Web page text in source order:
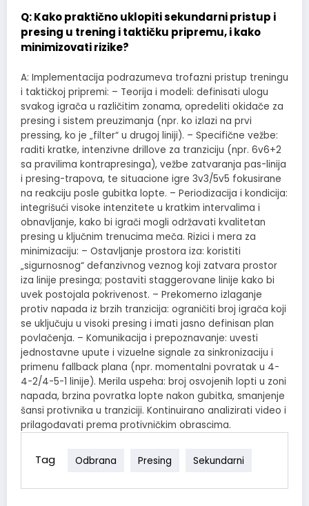
Q: Kako praktično uklopiti sekundarni pristup i
presing u trening i taktičku pripremu, i kako
minimizovati rizike?
A: Implementacija podrazumeva trofazni pristup treningu
i taktičkoj pripremi: – Teorija i modeli: definisati ulogu
svakog igrača u različitim zonama, opredeliti okidače za
presing i sistem preuzimanja (npr. ko izlazi na prvi
pressing, ko je „filter“ u drugoj liniji). – Specifične vežbe:
raditi kratke, intenzivne drillove za tranziciju (npr. 6v6+2
sa pravilima kontrapresinga), vežbe zatvaranja pas-linija
i presing-trapova, te situacione igre 3v3/5v5 fokusirane
na reakciju posle gubitka lopte. – Periodizacija i kondicija:
integrišući visoke intenzitete u kratkim intervalima i
obnavljanje, kako bi igrači mogli održavati kvalitetan
presing u ključnim trenucima meča. Rizici i mera za
minimizaciju: – Ostavljanje prostora iza: koristiti
„sigurnosnog“ defanzivnog veznog koji zatvara prostor
iza linije presinga; postaviti staggerovane linije kako bi
uvek postojala pokrivenost. – Prekomerno izlaganje
protiv napada iz brzih tranzicija: ograničiti broj igrača koji
se uključuju u visoki presing i imati jasno definisan plan
povlačenja. – Komunikacija i prepoznavanje: uvesti
jednostavne upute i vizuelne signale za sinkronizaciju i
primenu fallback plana (npr. momentalni povratak u 4-
4-2/4-5-1 linije). Merila uspeha: broj osvojenih lopti u zoni
napada, brzina povratka lopte nakon gubitka, smanjenje
šansi protivnika u tranziciji. Kontinuirano analizirati video i
prilagođavati prema protivničkim obrascima.
Tag Odbrana Presing Sekundarni